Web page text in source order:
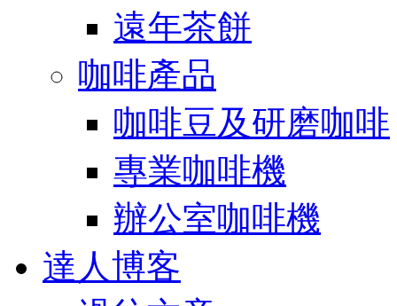
遠年茶餅
咖啡產品
咖啡豆及研磨咖啡
專業咖啡機
辦公室咖啡機
達人博客